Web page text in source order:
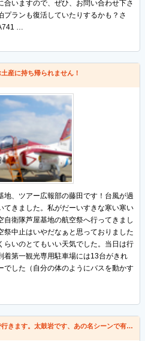
いますので、ぜひ、お問い合わせ下さ
ランも復活していたりするかも？さ
…
産に持ち帰られません！
地、ツアー広報部の藤田です！台風が過
てきました。私がだーいすきな寒い寒い
衛隊芦屋基地の航空祭へ行ってきまし
中止はいやだなぁと思っておりました
らいのとてもいい天気でした。当日は行
着第一観光専用駐車場には13台がきれ
でした（自分の体のようにバスを動かす
太鼓岩まで行きます。太鼓岩です、あの名シーンで有名な